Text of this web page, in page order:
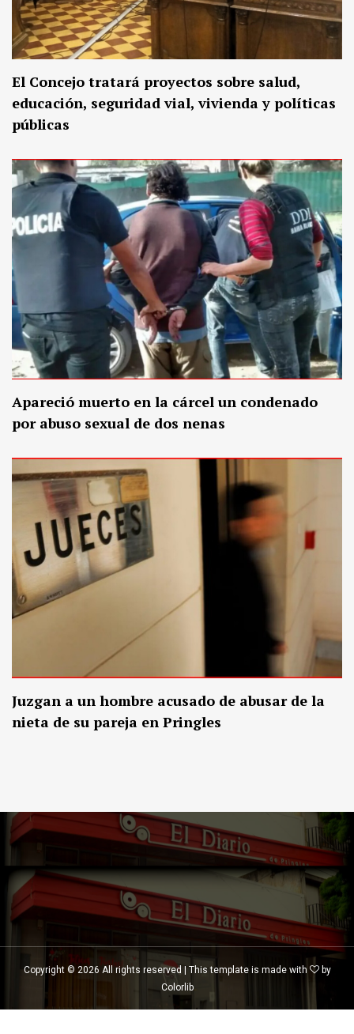
El Concejo tratará proyectos sobre salud,
educación, seguridad vial, vivienda y políticas
públicas
Apareció muerto en la cárcel un condenado
por abuso sexual de dos nenas
Juzgan a un hombre acusado de abusar de la
nieta de su pareja en Pringles
Copyright © 2026 All rights reserved | This template is made with
by
Colorlib